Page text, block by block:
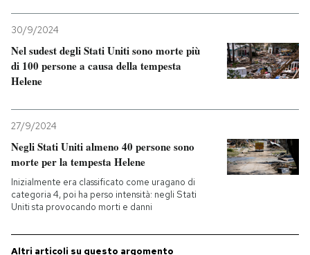
PODCAST
NEWSLETTER
I MIEI PREFERITI
SHOP
CALENDARIO
AREA PERSONALE
30/9/2024
Nel sudest degli Stati Uniti sono morte più
di 100 persone a causa della tempesta
Helene
27/9/2024
Negli Stati Uniti almeno 40 persone sono
morte per la tempesta Helene
Inizialmente era classificato come uragano di
categoria 4, poi ha perso intensità: negli Stati
Uniti sta provocando morti e danni
Altri articoli su questo argomento